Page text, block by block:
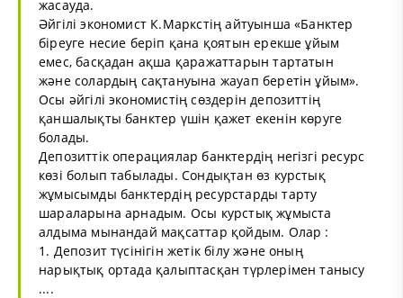
жасауда.
Әйгілі экономист К.Маркстің айтуынша «Банктер
біреуге несие беріп қана қоятын ерекше ұйым
емес, басқадан ақша қаражаттарын тартатын
және солардың сақтануына жауап беретін ұйым».
Осы әйгілі экономистің сөздерін депозиттің
қаншалықты банктер үшін қажет екенін көруге
болады.
Депозиттік операциялар банктердің негізгі ресурс
көзі болып табылады. Сондықтан өз курстық
жұмысымды банктердің ресурстарды тарту
шараларына арнадым. Осы курстық жұмыста
алдыма мынандай мақсаттар қойдым. Олар :
1. Депозит түсінігін жетік білу және оның
нарықтық ортада қалыптасқан түрлерімен танысу
....